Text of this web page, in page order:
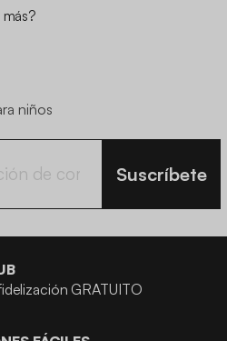
niños
Suscríbete
GRATUITO